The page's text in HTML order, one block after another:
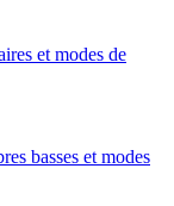
et modes de
basses et modes